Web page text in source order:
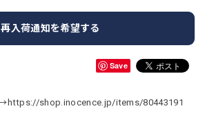
再入荷通知を希望する
Save
→ https://shop.inocence.jp/items/80443191